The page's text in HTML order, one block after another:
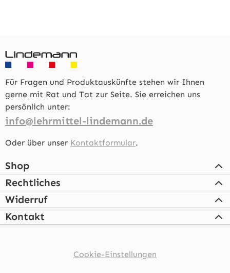
Für Fragen und Produktauskünfte stehen wir Ihnen
gerne mit Rat und Tat zur Seite. Sie erreichen uns
persönlich unter:
info@lehrmittel-lindemann.de
Oder über unser Kontaktformular.
Shop
Rechtliches
Widerruf
Kontakt
Cookie-Einstellungen